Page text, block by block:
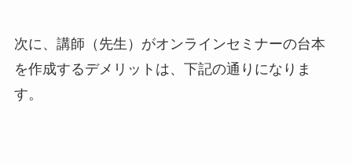
次に、講師（先生）がオンラインセミナーの台本
を作成するデメリットは、下記の通りになりま
す。